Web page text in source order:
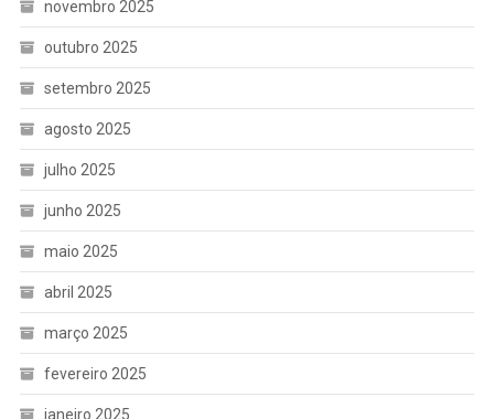
novembro 2025
outubro 2025
setembro 2025
agosto 2025
julho 2025
junho 2025
maio 2025
abril 2025
março 2025
fevereiro 2025
janeiro 2025